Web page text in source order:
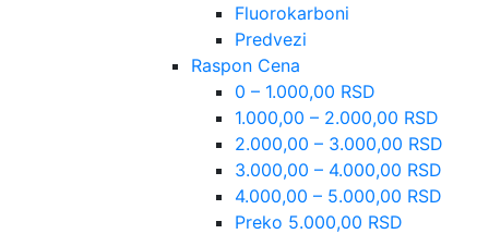
Fluorokarboni
Predvezi
Raspon Cena
0 – 1.000,00 RSD
1.000,00 – 2.000,00 RSD
2.000,00 – 3.000,00 RSD
3.000,00 – 4.000,00 RSD
4.000,00 – 5.000,00 RSD
Preko 5.000,00 RSD